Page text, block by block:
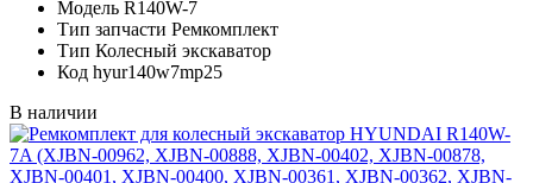
Модель R140W-7
Тип запчасти Ремкомплект
Тип Колесный экскаватор
Код hyur140w7mp25
В наличии